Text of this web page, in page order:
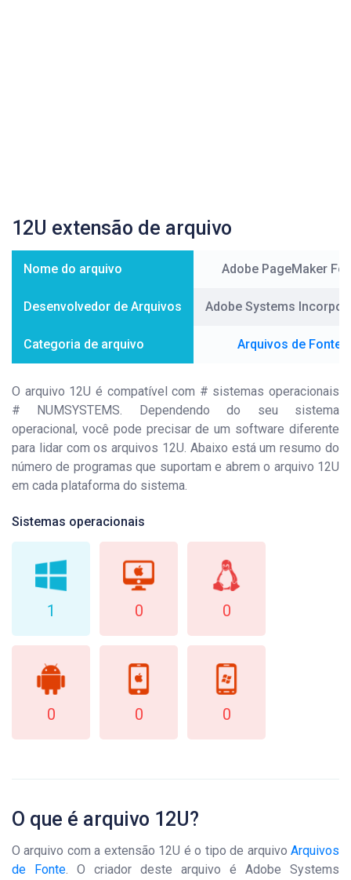
12U extensão de arquivo
Nome do arquivo Adobe PageMaker
Desenvolvedor de Arquivos Adobe Systems
Categoria de arquivo Arquivos de Fonte
O arquivo 12U é compatível com # sistemas operacionais
# NUMSYSTEMS. Dependendo do seu sistema
operacional, você pode precisar de um software diferente
para lidar com os arquivos 12U. Abaixo está um resumo do
número de programas que suportam e abrem o arquivo 12U
em cada plataforma do sistema.
Sistemas operacionais
1 0 0
0 0 0
O que é arquivo 12U?
O arquivo com a extensão 12U é o tipo de arquivo Arquivos
de Fonte. O criador deste arquivo é Adobe Systems